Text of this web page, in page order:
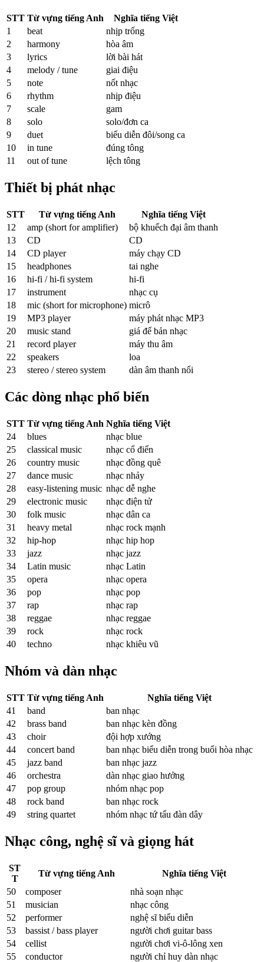
STT Từ vựng tiếng Anh
Nghĩa tiếng Việt
1
beat
nhịp trống
2
harmony
hòa âm
3
lyrics
lời bài hát
4
melody / tune
giai điệu
5
note
nốt nhạc
6
rhythm
nhịp điệu
7
scale
gam
8
solo
solo/đơn ca
9
duet
biểu diễn đôi/song ca
10
in tune
đúng tông
11
out of tune lệch tông
Thiết bị phát nhạc
STT Từ vựng tiếng Anh
Nghĩa tiếng Việt
12
amp (short for amplifier)
bộ khuếch đại âm thanh
13
CD
CD
14
CD player
máy chạy CD
15
headphones
tai nghe
16
hi-fi / hi-fi system
hi-fi
17
instrument
nhạc cụ
18
mic (short for microphone) micrô
19
MP3 player
máy phát nhạc MP3
20
music stand
giá để bản nhạc
21
record player
máy thu âm
22
speakers
loa
23
stereo / stereo system dàn âm thanh nổi
Các dòng nhạc phổ biến
STT Từ vựng tiếng Anh Nghĩa tiếng Việt
24
blues
nhạc blue
25
classical music
nhạc cổ điển
26
country music
nhạc đồng quê
27
dance music
nhạc nhảy
28
easy-listening music nhạc dễ nghe
29
electronic music
nhạc điện tử
30
folk music
nhạc dân ca
31
heavy metal
nhạc rock mạnh
32
hip-hop
nhạc hip hop
33
jazz
nhạc jazz
34
Latin music
nhạc Latin
35
opera
nhạc opera
36
pop
nhạc pop
37
rap
nhạc rap
38
reggae
nhạc reggae
39
rock
nhạc rock
40
techno nhạc khiêu vũ
Nhóm và dàn nhạc
STT Từ vựng tiếng Anh
Nghĩa tiếng Việt
41
band
ban nhạc
42
brass band
ban nhạc kèn đồng
43
choir
đội hợp xướng
44
concert band
ban nhạc biểu diễn trong buổi hòa nhạc
45
jazz band
ban nhạc jazz
46
orchestra
dàn nhạc giao hưởng
47
pop group
nhóm nhạc pop
48
rock band
ban nhạc rock
49
string quartet nhóm nhạc tứ tấu đàn dây
Nhạc công, nghệ sĩ và giọng hát
ST
T
Từ vựng tiếng Anh
Nghĩa tiếng Việt
50
composer
nhà soạn nhạc
51
musician
nhạc công
52
performer
nghệ sĩ biểu diễn
53
bassist / bass player
người chơi guitar bass
54
cellist
người chơi vi-ô-lông xen
55
conductor người chỉ huy dàn nhạc